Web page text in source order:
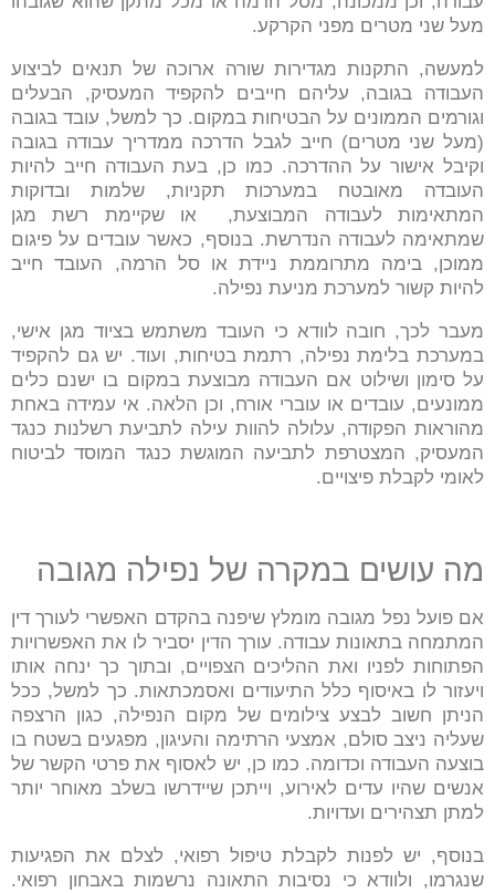
מעל שני מטרים מפני הקרקע.
למעשה, התקנות מגדירות שורה ארוכה של תנאים לביצוע
העבודה בגובה, עליהם חייבים להקפיד המעסיק, הבעלים
וגורמים הממונים על הבטיחות במקום. כך למשל, עובד בגובה
(מעל שני מטרים) חייב לגבל הדרכה ממדריך עבודה בגובה
וקיבל אישור על ההדרכה. כמו כן, בעת העבודה חייב להיות
העובדה מאובטח במערכות תקניות, שלמות ובדוקות
המתאימות לעבודה המבוצעת, או שקיימת רשת מגן
שמתאימה לעבודה הנדרשת. בנוסף, כאשר עובדים על פיגום
ממוכן, בימה מתרוממת ניידת או סל הרמה, העובד חייב
להיות קשור למערכת מניעת נפילה.
מעבר לכך, חובה לוודא כי העובד משתמש בציוד מגן אישי,
במערכת בלימת נפילה, רתמת בטיחות, ועוד. יש גם להקפיד
על סימון ושילוט אם העבודה מבוצעת במקום בו ישנם כלים
ממונעים, עובדים או עוברי אורח, וכן הלאה. אי עמידה באחת
מהוראות הפקודה, עלולה להוות עילה לתביעת רשלנות כנגד
המעסיק, המצטרפת לתביעה המוגשת כנגד המוסד לביטוח
לאומי לקבלת פיצויים.
מה עושים במקרה של נפילה מגובה
אם פועל נפל מגובה מומלץ שיפנה בהקדם האפשרי לעורך דין
המתמחה בתאונות עבודה. עורך הדין יסביר לו את האפשרויות
הפתוחות לפניו ואת ההליכים הצפויים, ובתוך כך ינחה אותו
ויעזור לו באיסוף כלל התיעודים ואסמכתאות. כך למשל, ככל
הניתן חשוב לבצע צילומים של מקום הנפילה, כגון הרצפה
שעליה ניצב סולם, אמצעי הרתימה והעיגון, מפגעים בשטח בו
בוצעה העבודה וכדומה. כמו כן, יש לאסוף את פרטי הקשר של
אנשים שהיו עדים לאירוע, וייתכן שיידרשו בשלב מאוחר יותר
למתן תצהירים ועדויות.
בנוסף, יש לפנות לקבלת טיפול רפואי, לצלם את הפגיעות
שנגרמו, ולוודא כי נסיבות התאונה נרשמות באבחון רפואי.